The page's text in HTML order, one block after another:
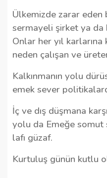
Ülkemizde zarar eden
sermayeli şirket ya da
Onlar her yıl
neden çalışan ve
Kalkınmanın yolu
emek sever
İç ve dış düşmana
yolu da Emeğe somut
lafı güzaf.
Kurtuluş günün kutlu